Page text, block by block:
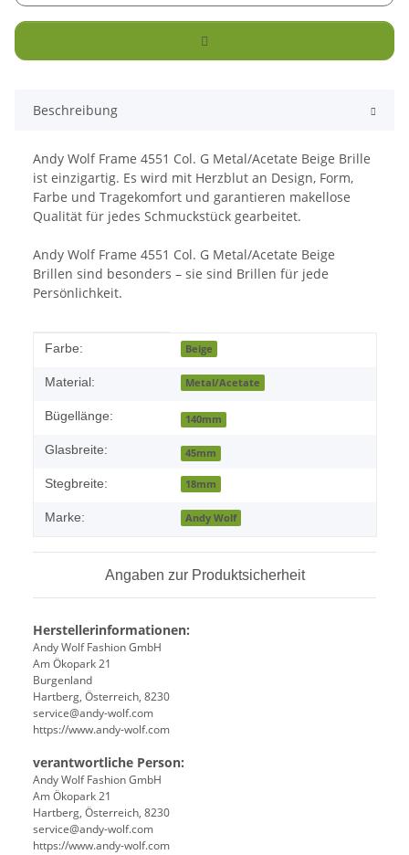
Beschreibung
Andy Wolf Frame 4551 Col. G Metal/Acetate Beige Brille
ist einzigartig. Es wird mit Herzblut an Design, Form,
Farbe und Tragekomfort und garantieren makellose
Qualität für jedes Schmuckstück gearbeitet.
Andy Wolf Frame 4551 Col. G Metal/Acetate Beige
Brillen sind besonders – sie sind Brillen für jede
Persönlichkeit.
Produkteigenschaft
Wert
Farbe: Beige
Material: Metal/Acetate
Bügellänge: 140mm
Glasbreite: 45mm
Stegbreite: 18mm
Marke: Andy Wolf
Angaben zur Produktsicherheit
Herstellerinformationen:
Andy Wolf Fashion GmbH
Am Ökopark 21
Burgenland
Hartberg, Österreich, 8230
service@andy-wolf.com
https://www.andy-wolf.com
verantwortliche Person:
Andy Wolf Fashion GmbH
Am Ökopark 21
Hartberg, Österreich, 8230
service@andy-wolf.com
https://www.andy-wolf.com